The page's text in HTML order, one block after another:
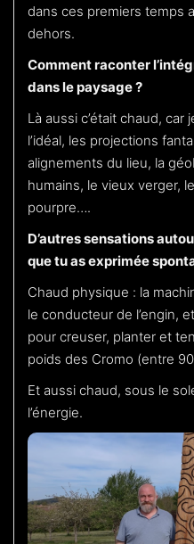
dans ces premiers temps
dehors.
Comment raconter
dans le paysage ?
Là aussi c’était chaud,
l’idéal, les projections
alignements du lieu, la
humains, le vieux verger,
pourpre….
D’autres sensations
que tu as exprimée
Chaud physique : la
le conducteur de l’engin,
pour creuser, planter et
poids des Cromo (entre
Et aussi chaud, sous le
l’énergie.